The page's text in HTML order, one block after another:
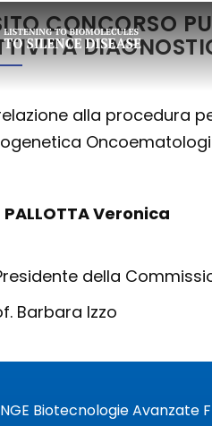
CONCORSO
alla procedura
PALLOTTA Veronica
della
Barbara Izzo
Biotecnologie Avanzate